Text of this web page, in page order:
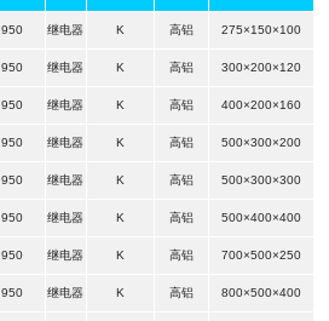
950 继电器 K 高铝 275×150×100
950 继电器 K 高铝 300×200×120
950 继电器 K 高铝 400×200×160
950 继电器 K 高铝 500×300×200
950 继电器 K 高铝 500×300×300
950 继电器 K 高铝 500×400×400
950 继电器 K 高铝 700×500×250
950 继电器 K 高铝 800×500×400